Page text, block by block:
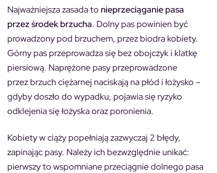
Najważniejsza zasada to nieprzeciąganie pasa
przez środek brzucha. Dolny pas powinien być
prowadzony pod brzuchem, przez biodra kobiety.
Górny pas przeprowadza się bez obojczyk i klatkę
piersiową. Naprężone pasy przeprowadzone
przez brzuch ciężarnej naciskają na płód i łożysko –
gdyby doszło do wypadku, pojawia się ryzyko
odklejenia się łożyska oraz poronienia.
Kobiety w ciąży popełniają zazwyczaj 2 błędy,
zapinając pasy. Należy ich bezwzględnie unikać:
pierwszy to wspomniane przeciągnie dolnego pasa